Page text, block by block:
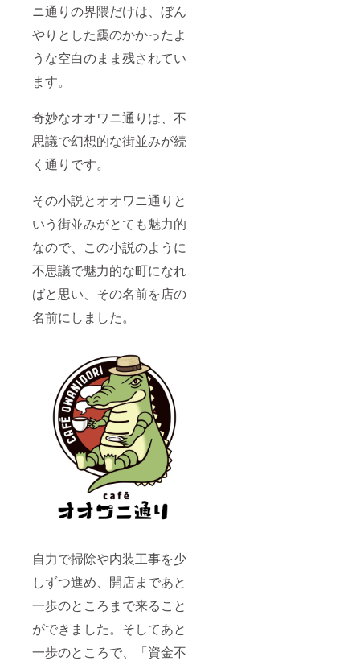
ニ通りの界隈だけは、ぼん
やりとした靄のかかったよ
うな空白のまま残されてい
ます。
奇妙なオオワニ通りは、不
思議で幻想的な街並みが続
く通りです。
その小説とオオワニ通りと
いう街並みがとても魅力的
なので、この小説のように
不思議で魅力的な町になれ
ばと思い、その名前を店の
名前にしました。
自力で掃除や内装工事を少
しずつ進め、開店まであと
一歩のところまで来ること
ができました。そしてあと
一歩のところで、「資金不